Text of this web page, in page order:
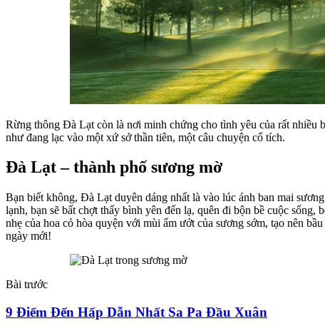
Rừng thông Đà Lạt còn là nơi minh chứng cho tình yêu của rất nhiều
như đang lạc vào một xứ sở thần tiên, một câu chuyện cổ tích.
Đà Lạt – thành phố sương mờ
Bạn biết không, Đà Lạt duyên dáng nhất là vào lúc ánh ban mai
lạnh, bạn sẽ bất chợt thấy bình yên đến lạ, quên đi bộn bề cuộc
nhẹ của hoa cỏ hòa quyện với mùi ẩm ướt của sương sớm, tạo nên
ngày mới!
Bài trước
9 Điểm Đến Hấp Dẫn Nhất Sa Pa Đầu Xuân